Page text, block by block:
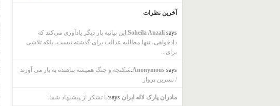
آخرین نظرات
Soheila Anzalisays:
این بیانیه بار دیگر یادآوری می‌کند که
دادخواهی، تنها مطالبه عدالت برای گذشته نیست، بلکه تلاشی
برای...
Anonymoussays:
شکنجه و جنگ همیشه پناهنده به بار می آورند
/ نسرین پرواز
مادران پارک لاله ایران says: با تشکر از پیشنهاد شما.